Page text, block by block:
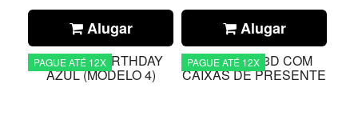
Alugar Alugar
PAGUE ATÉ 12X PAGUE ATÉ 12X